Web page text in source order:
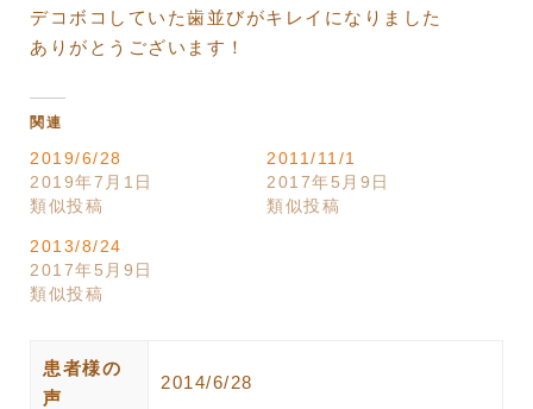
デコボコしていた歯並びがキレイになりました
ありがとうございます！
関連
2019/6/28
2019年7月1日
類似投稿
2011/11/1
2017年5月9日
類似投稿
2013/8/24
2017年5月9日
類似投稿
患者様の
声
2014/6/28